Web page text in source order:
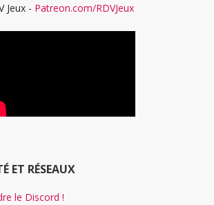
Jeux - Patreon.com/RDVJeux
ET RÉSEAUX
le Discord !